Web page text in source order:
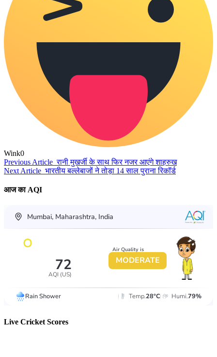
Wink0
Previous Article रानी मुखर्जी के साथ फिर नजर आएंगे शाहरुख
Next Article भारतीय बल्लेबाजों ने तोड़ा 14 साल पुराना रिकॉर्ड
आज का AQI
Live Cricket Scores